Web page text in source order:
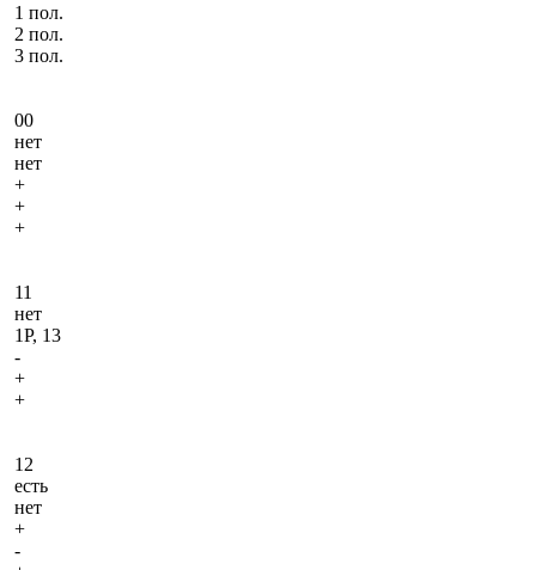
1 пол.
2 пол.
3 пол.
00
нет
нет
+
+
+
11
нет
1Р, 13
-
+
+
12
есть
нет
+
-